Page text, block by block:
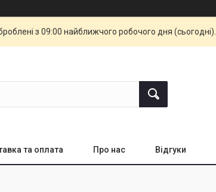
з 09:00 найближчого робочого дня (сьогодні).
та оплата Про нас Відгуки